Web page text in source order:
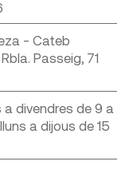
- Cateb
Passeig, 71
a divendres de 9 a
a dijous de 15